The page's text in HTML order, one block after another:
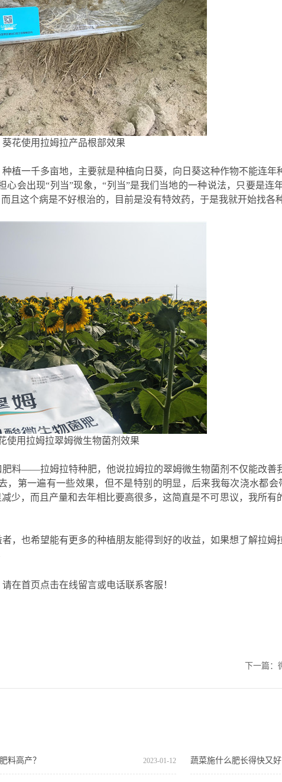
葵花使用拉姆拉产品根部效果
植一千多亩地，主要就是种植向日葵，向日葵这种作物不能连年
心会出现“列当”现象 ，“列当”是我们当地的一种说法，只要是连
且这个病是不好根治的，目前是没有特效药，于是我就开始找各
使用拉姆拉翠姆微生物菌剂效果
肥料——拉姆拉特种肥，他说拉姆拉的翠姆微生物菌剂不仅能改善
，第一遍有一些效果，但不是特别的明显，后来我每次浇水都
减少，而且产量和去年相比要高很多，这简直是不可思议，我所有
，也希望能有更多的种植朋友能得到好的收益，如果想了解拉姆
在首页点击在线留言或电话联系客服！
下一篇：
料高产？ 2023-01-12 蔬菜施什么肥长得快又好